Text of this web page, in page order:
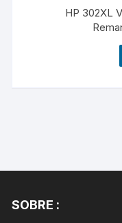
HP 302XL
SOBRE :